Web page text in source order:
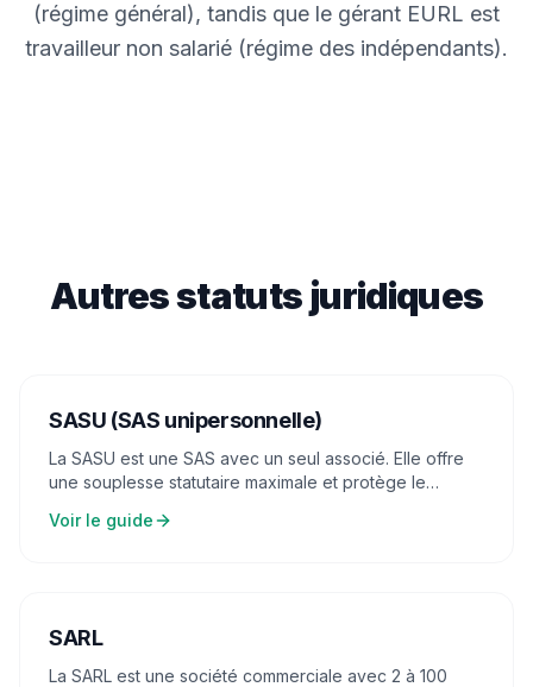
(régime général), tandis que le gérant EURL est
travailleur non salarié (régime des indépendants).
Autres statuts juridiques
SASU (SAS unipersonnelle)
La SASU est une SAS avec un seul associé. Elle offre
une souplesse statutaire maximale et protège le
Voir le guide
SARL
La SARL est une société commerciale avec 2 à 100